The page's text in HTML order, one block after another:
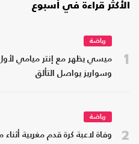
الأكثر قراءة في أسبوع
1
رياضة
ميسي يظهر مع إنتر ميامي لأول
وسواريز يواصل التألق
2
رياضة
وفاة لاعبة كرة قدم مغربية